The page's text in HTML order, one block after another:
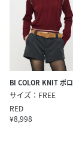
BI COLOR KNIT ポロ
サイズ：FREE
RED
¥8,998